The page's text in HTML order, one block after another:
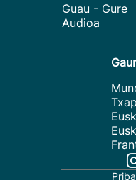
Guau - Gure
Audioa